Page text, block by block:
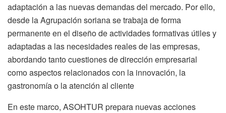
adaptación a las nuevas demandas del mercado. Por ello,
desde la Agrupación soriana se trabaja de forma
permanente en el diseño de actividades formativas útiles y
adaptadas a las necesidades reales de las empresas,
abordando tanto cuestiones de dirección empresarial
como aspectos relacionados con la innovación, la
gastronomía o la atención al cliente
En este marco, ASOHTUR prepara nuevas acciones